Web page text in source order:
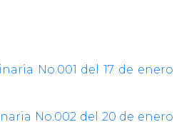
No.001 del 17 de enero
No.002 del 20 de enero